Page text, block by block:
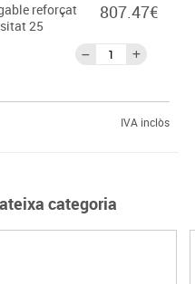
reforçat
25
807.47€
IVA inclòs
categoria